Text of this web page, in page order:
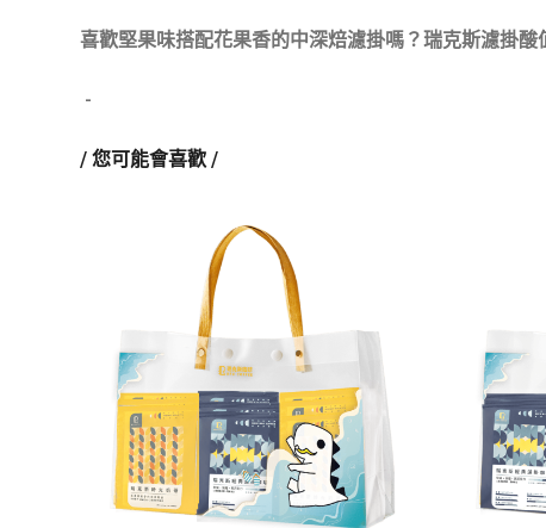
喜歡堅果味搭配花果香的中深焙濾掛嗎？瑞克斯濾掛
-​
/您可能會喜歡 /